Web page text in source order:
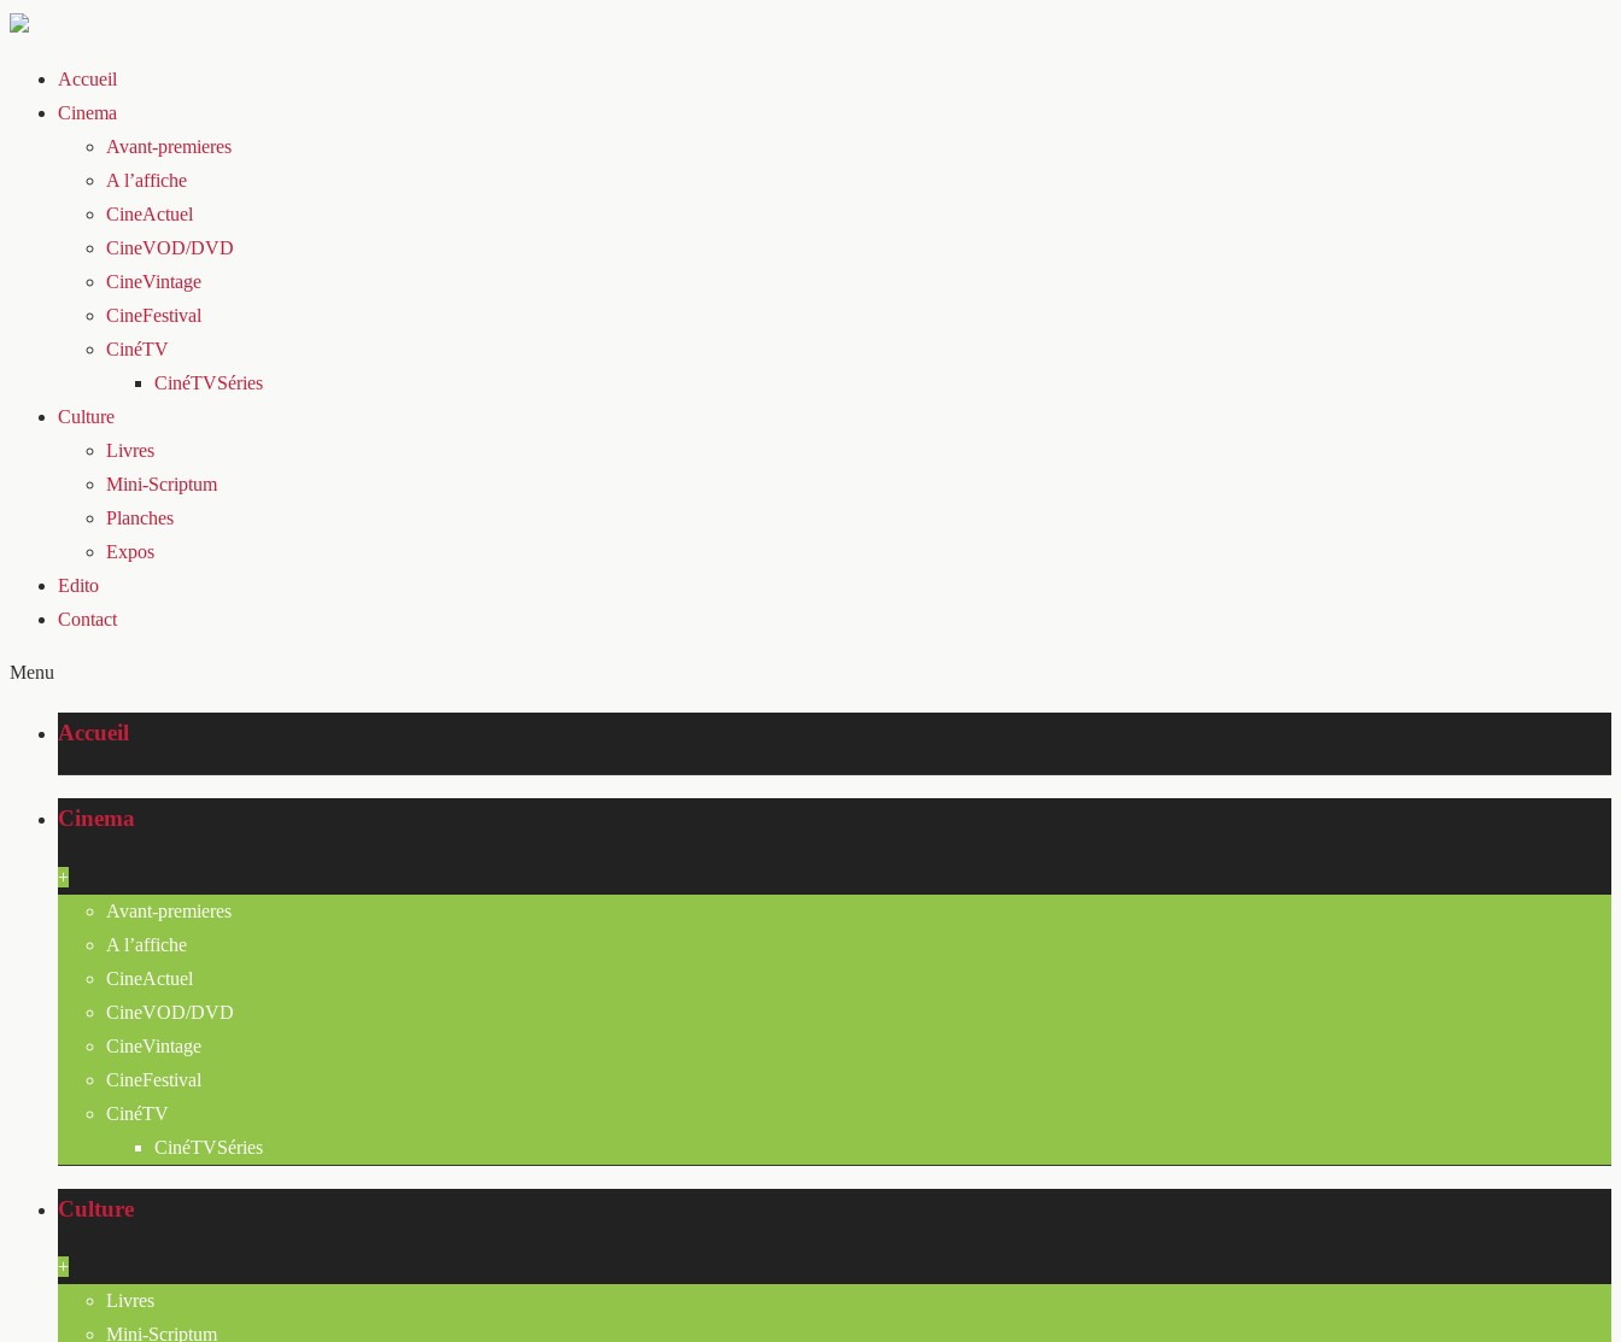
Accueil
Cinema
Avant-premieres
A l’affiche
CineActuel
CineVOD/DVD
CineVintage
CineFestival
CinéTV
CinéTVSéries
Culture
Livres
Mini-Scriptum
Planches
Expos
Edito
Contact
Menu
Accueil
Cinema
+
Avant-premieres
A l’affiche
CineActuel
CineVOD/DVD
CineVintage
CineFestival
CinéTV
CinéTVSéries
Culture
+
Livres
Mini-Scriptum